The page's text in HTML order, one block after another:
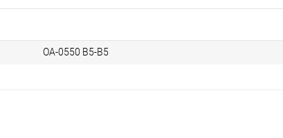
OA-0550 B5-B5